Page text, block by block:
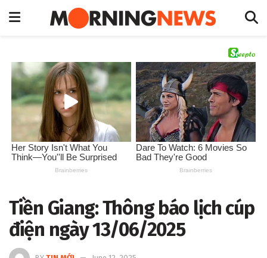
Tiền Giang: Thông báo lịch cúp
điện ngày 13/06/2025